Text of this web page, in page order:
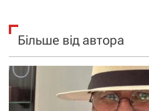
Більше від автора